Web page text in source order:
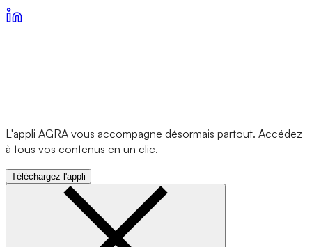
L'appli AGRA vous accompagne désormais partout. Accédez
à tous vos contenus en un clic.
Téléchargez l'appli